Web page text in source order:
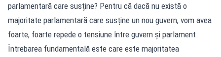
parlamentară care susține? Pentru că dacă nu există o
majoritate parlamentară care susține un nou guvern, vom avea
foarte, foarte repede o tensiune între guvern și parlament.
Întrebarea fundamentală este care este majoritatea